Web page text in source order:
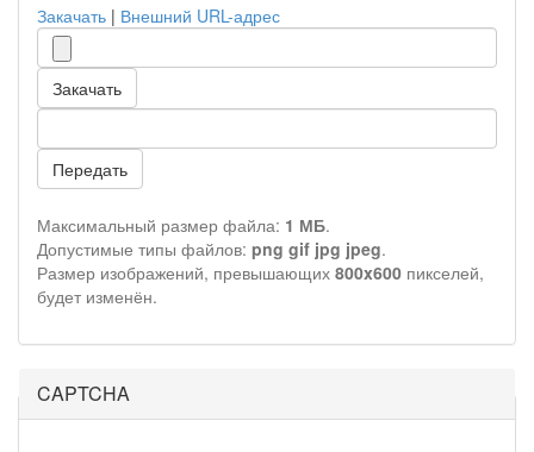
Закачать | Внешний URL-адрес
Закачать
Передать
Максимальный размер файла: 1 МБ.
Допустимые типы файлов: png gif jpg jpeg.
Размер изображений, превышающих 800x600 пикселей,
будет изменён.
CAPTCHA